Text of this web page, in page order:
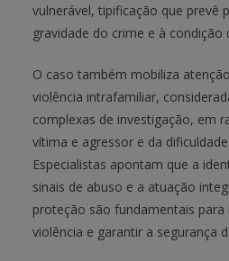
vulnerável, tipificação que prevê
gravidade do crime e à condição
O caso também mobiliza
violência intrafamiliar,
complexas de investigação, em
vítima e agressor e da
Especialistas apontam que a
sinais de abuso e a atuação
proteção são fundamentais
violência e garantir a segurança